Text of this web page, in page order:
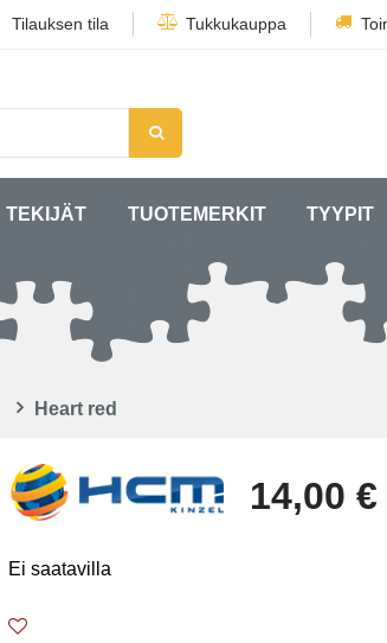
Tilauksen tila Tukkukauppa
TEKIJÄT TUOTEMERKIT TYYPIT
Heart red
14,00 €
Ei saatavilla